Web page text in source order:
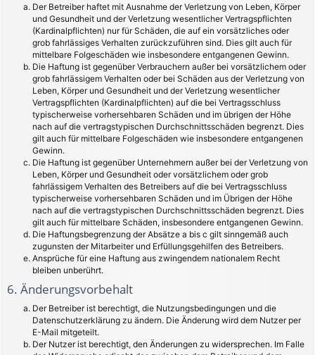
Der Betreiber haftet mit Ausnahme der Verletzung von Leben, Körper
und Gesundheit und der Verletzung wesentlicher Vertragspflichten
(Kardinalpflichten) nur für Schäden, die auf ein vorsätzliches oder
grob fahrlässiges Verhalten zurückzuführen sind. Dies gilt auch für
mittelbare Folgeschäden wie insbesondere entgangenen Gewinn.
Die Haftung ist gegenüber Verbrauchern außer bei vorsätzlichem oder
grob fahrlässigem Verhalten oder bei Schäden aus der Verletzung von
Leben, Körper und Gesundheit und der Verletzung wesentlicher
Vertragspflichten (Kardinalpflichten) auf die bei Vertragsschluss
typischerweise vorhersehbaren Schäden und im übrigen der Höhe
nach auf die vertragstypischen Durchschnittsschäden begrenzt. Dies
gilt auch für mittelbare Folgeschäden wie insbesondere entgangenen
Gewinn.
Die Haftung ist gegenüber Unternehmern außer bei der Verletzung von
Leben, Körper und Gesundheit oder vorsätzlichem oder grob
fahrlässigem Verhalten des Betreibers auf die bei Vertragsschluss
typischerweise vorhersehbaren Schäden und im Übrigen der Höhe
nach auf die vertragstypischen Durchschnittsschäden begrenzt. Dies
gilt auch für mittelbare Schäden, insbesondere entgangenen Gewinn.
Die Haftungsbegrenzung der Absätze a bis c gilt sinngemäß auch
zugunsten der Mitarbeiter und Erfüllungsgehilfen des Betreibers.
Ansprüche für eine Haftung aus zwingendem nationalem Recht
bleiben unberührt.
6. Änderungsvorbehalt
Der Betreiber ist berechtigt, die Nutzungsbedingungen und die
Datenschutzerklärung zu ändern. Die Änderung wird dem Nutzer per
E-Mail mitgeteilt.
Der Nutzer ist berechtigt, den Änderungen zu widersprechen. Im Falle